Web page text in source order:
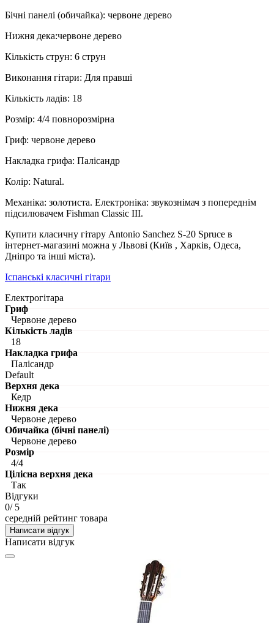
Бічні панелі (обичайка): червоне дерево
Нижня дека:червоне дерево
Кількість струн: 6 струн
Виконання гітари: Для правші
Кількість ладів: 18
Розмір: 4/4 повнорозмірна
Гриф: червоне дерево
Накладка грифа: Палісандр
Колір: Natural.
Механіка: золотиста. Електроніка: звукознімач з попереднім
підсилювачем Fishman Classic III.
Купити класичну гітару Antonio Sanchez S-20 Spruce в
інтернет-магазині можна у Львові (Київ , Харків, Одеса,
Дніпро та інші міста).
Іспанські класичні гітари
Електрогітара
Гриф
Червоне дерево
Кількість ладів
18
Накладка грифа
Палісандр
Default
Верхня дека
Кедр
Нижня дека
Червоне дерево
Обичайка (бічні панелі)
Червоне дерево
Розмір
4/4
Цілісна верхня дека
Так
Відгуки
0/ 5
середній рейтинг товара
Написати відгук
Написати відгук